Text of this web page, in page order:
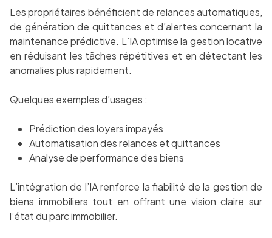
Les propriétaires bénéficient de relances automatiques,
de génération de quittances et d’alertes concernant la
maintenance prédictive. L’IA optimise la gestion locative
en réduisant les tâches répétitives et en détectant les
anomalies plus rapidement.
Quelques exemples d’usages :
Prédiction des loyers impayés
Automatisation des relances et quittances
Analyse de performance des biens
L’intégration de l’IA renforce la fiabilité de la gestion de
biens immobiliers tout en offrant une vision claire sur
l’état du parc immobilier.